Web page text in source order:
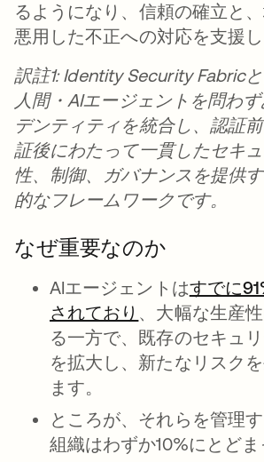
るようになり、信頼の確立と
悪用した不正への対応を支援し
訳註1: Identity Security Fabric
人間・AIエージェントを問わ
デンティティを統合し、認証
証後にわたって一貫したセキ
性、制御、ガバナンスを提供
的なフレームワークです。
なぜ重要なのか
AIエージェントはすでに
されており 、大幅な生産
る一方で、既存のセキュ
を拡大し、新たなリスク
ます。
ところが、それらを管理
組織はわずか10%にとどま